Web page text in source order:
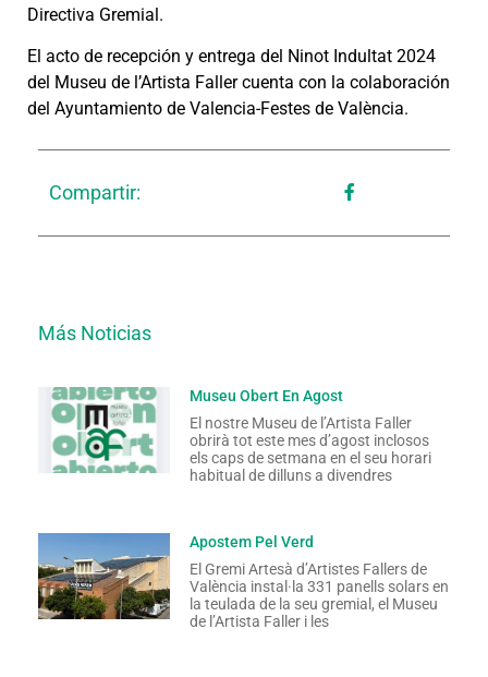
Directiva Gremial.
El acto de recepción y entrega del Ninot Indultat 2024
del Museu de l’Artista Faller cuenta con la colaboración
del Ayuntamiento de Valencia-Festes de València.
Compartir:
Más Noticias
Museu Obert En Agost
El nostre Museu de l’Artista Faller
obrirà tot este mes d’agost inclosos
els caps de setmana en el seu horari
habitual de dilluns a divendres
Apostem Pel Verd
El Gremi Artesà d’Artistes Fallers de
València instal·la 331 panells solars en
la teulada de la seu gremial, el Museu
de l’Artista Faller i les